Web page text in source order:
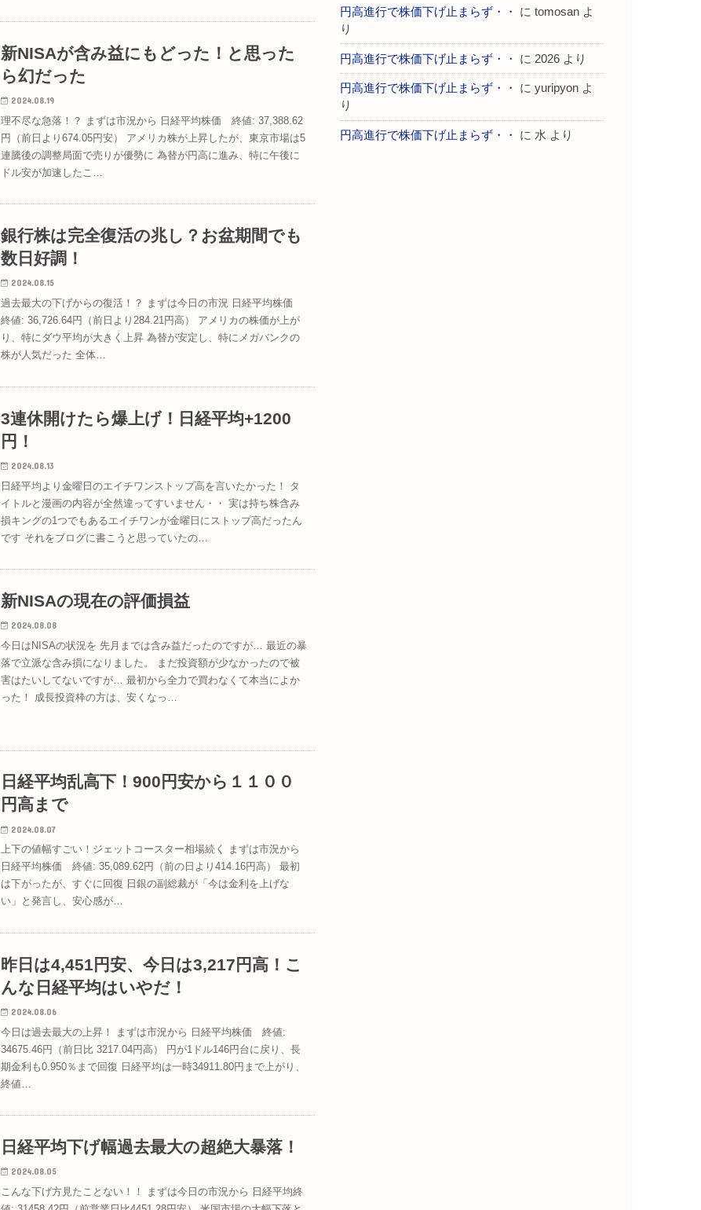
新NISAが含み益にもどった！と思った
ら幻だった
2024.08.19
理不尽な急落！？ まずは市況から 日経平均株価 終値: 37,388.62
円（前日より674.05円安） アメリカ株が上昇したが、東京市場は5
連騰後の調整局面で売りが優勢に 為替が円高に進み、特に午後に
ドル安が加速したこ…
銀行株は完全復活の兆し？お盆期間でも
数日好調！
2024.08.15
過去最大の下げからの復活！？ まずは今日の市況 日経平均株価
終値: 36,726.64円（前日より284.21円高） アメリカの株価が上が
り、特にダウ平均が大きく上昇 為替が安定し、特にメガバンクの
株が人気だった 全体…
3連休開けたら爆上げ！日経平均+1200
円！
2024.08.13
日経平均より金曜日のエイチワンストップ高を言いたかった！ タ
イトルと漫画の内容が全然違ってすいません・・ 実は持ち株含み
損キングの1つでもあるエイチワンが金曜日にストップ高だったん
です それをブログに書こうと思っていたの…
新NISAの現在の評価損益
2024.08.08
今日はNISAの状況を 先月までは含み益だったのですが… 最近の暴
落で立派な含み損になりました。 まだ投資額が少なかったので被
害はたいしてないですが… 最初から全力で買わなくて本当によか
った！ 成長投資枠の方は、安くなっ…
日経平均乱高下！900円安から１１００
円高まで
2024.08.07
上下の値幅すごい！ジェットコースター相場続く まずは市況から
日経平均株価 終値: 35,089.62円（前の日より414.16円高） 最初
は下がったが、すぐに回復 日銀の副総裁が「今は金利を上げな
い」と発言し、安心感が…
昨日は4,451円安、今日は3,217円高！こ
んな日経平均はいやだ！
2024.08.06
今日は過去最大の上昇！ まずは市況から 日経平均株価 終値:
34675.46円（前日比 3217.04円高） 円が1ドル146円台に戻り、長
期金利も0.950％まで回復 日経平均は一時34911.80円まで上がり、
終値…
日経平均下げ幅過去最大の超絶大暴落！
2024.08.05
こんな下げ方見たことない！！ まずは今日の市況から 日経平均終
円高進行で株価下げ止まらず・・ に tomosan よ
り
円高進行で株価下げ止まらず・・ に 2026 より
円高進行で株価下げ止まらず・・ に yuripyon よ
り
円高進行で株価下げ止まらず・・ に 水 より